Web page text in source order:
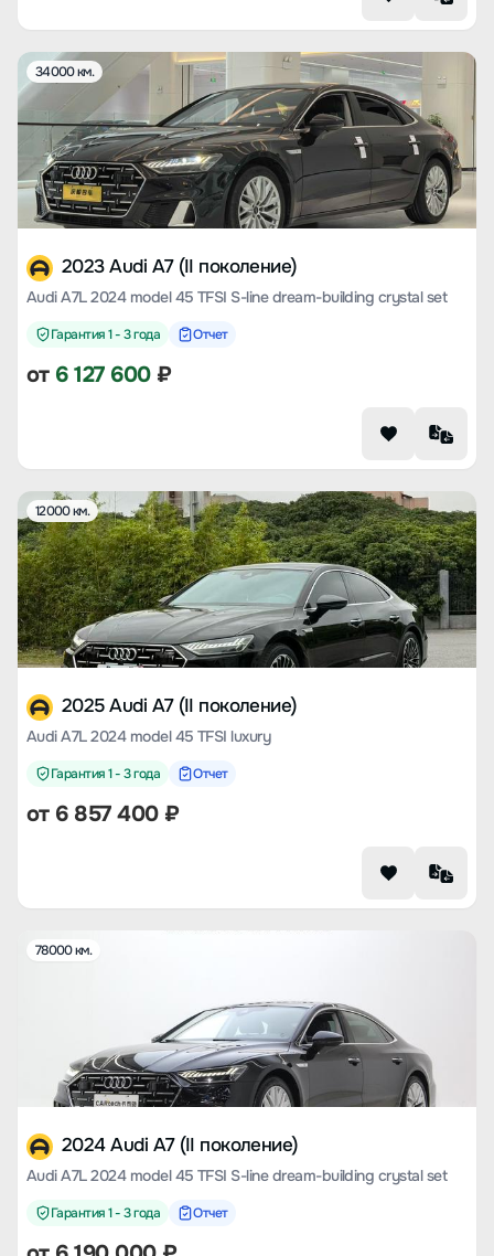
34000 км.
2023 Audi A7 (II поколение)
Audi A7L 2024 model 45 TFSI S-line dream-building crystal set
Гарантия 1 - 3 года Отчет
от 6 127 600₽
12000 км.
2025 Audi A7 (II поколение)
Audi A7L 2024 model 45 TFSI luxury
Гарантия 1 - 3 года Отчет
от 6 857 400₽
78000 км.
2024 Audi A7 (II поколение)
Audi A7L 2024 model 45 TFSI S-line dream-building crystal set
Гарантия 1 - 3 года Отчет